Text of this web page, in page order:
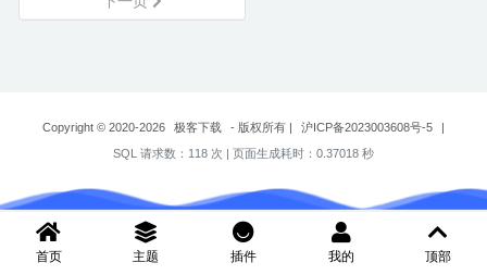
Copyright © 2020-2026 极客下载 - 版权所有 沪ICP备2023003608号-5
SQL 请求数：118 次
页面生成耗时：0.37018 秒
首页 主题 插件 我的 顶部